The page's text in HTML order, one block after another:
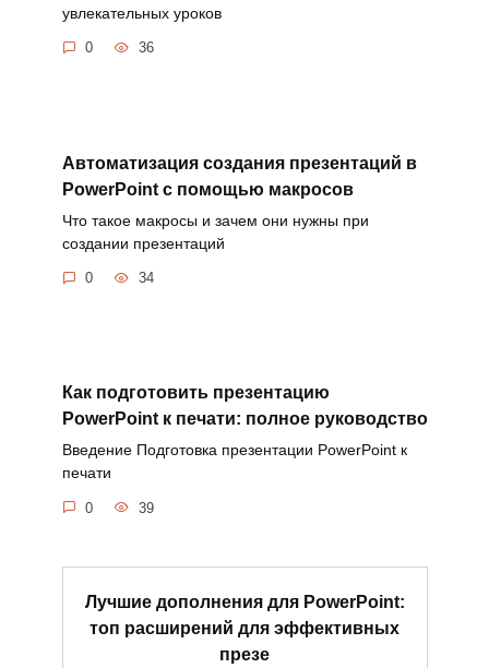
увлекательных уроков
0 36
Автоматизация создания презентаций в
PowerPoint с помощью макросов
Что такое макросы и зачем они нужны при
создании презентаций
0 34
Как подготовить презентацию
PowerPoint к печати: полное руководство
Введение Подготовка презентации PowerPoint к
печати
0 39
Лучшие дополнения для PowerPoint:
топ расширений для эффективных
презе